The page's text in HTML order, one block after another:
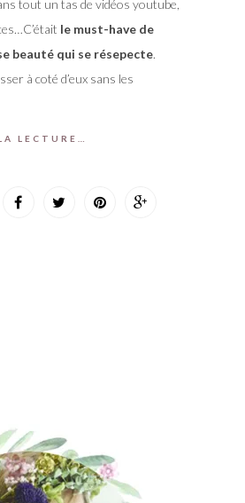
tout un tas de vidéos youtube,
le must-have de
beauté qui se résepecte.
à coté d’eux sans les
LECTURE…